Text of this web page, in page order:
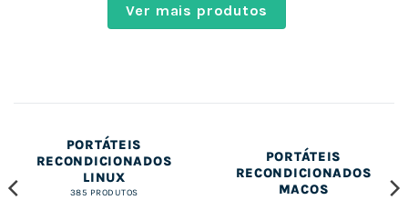
Ver mais produtos
PORTÁTEIS
RECONDICIONADOS
LINUX
385 PRODUTOS
PORTÁTEIS
RECONDICIONADOS
MACOS